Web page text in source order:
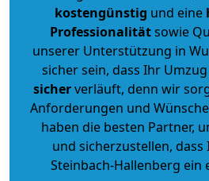
kostengünstig und eine
Professionalitätsowie
unserer Unterstützung in
sicher sein, dass Ihr Umzug
sicherverläuft, denn wir
Anforderungen und
haben die besten Partner,
und sicherzustellen,
Steinbach-Hallenberg ein